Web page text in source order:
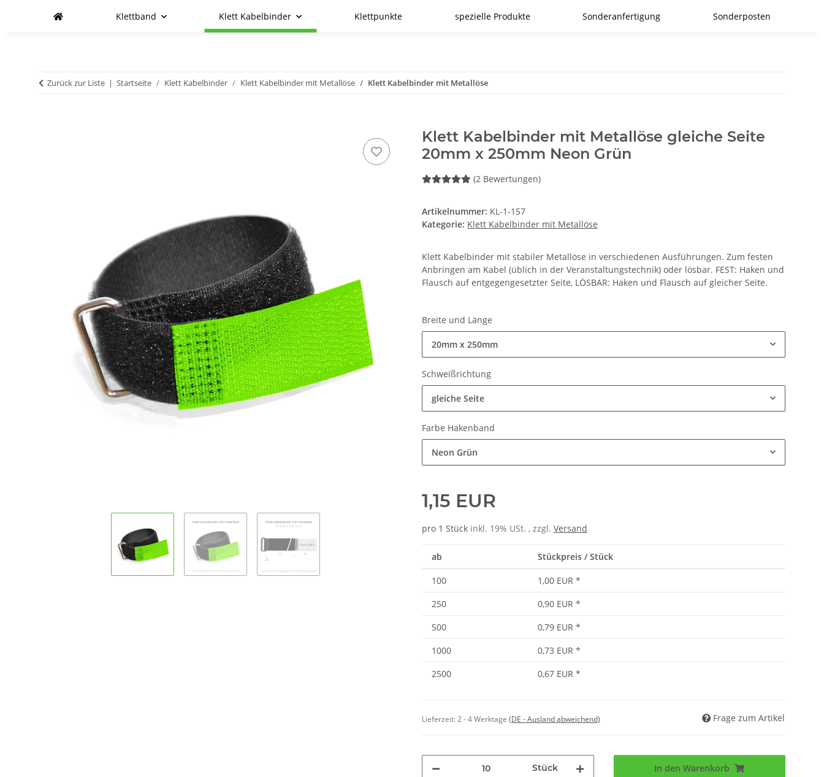
Klettband Klett Kabelbinder Klettpunkte spezielle Produkte Sonderanfertigung Sonderposten
Zurück zur Liste Startseite Klett Kabelbinder Klett Kabelbinder mit Metallöse Klett Kabelbinder mit Metallöse
Klett Kabelbinder mit Metallöse gleiche Seite
20mm x 250mm Neon Grün
(2 Bewertungen)
Artikelnummer: KL-1-157
Kategorie: Klett Kabelbinder mit Metallöse
Klett Kabelbinder mit stabiler Metallöse in verschiedenen Ausführungen. Zum festen
Anbringen am Kabel (üblich in der Veranstaltungstechnik) oder lösbar. FEST: Haken und
Flausch auf entgegengesetzter Seite, LÖSBAR: Haken und Flausch auf gleicher Seite.
Breite und Länge
20mm x 250mm
Schweißrichtung
gleiche Seite
Farbe Hakenband
Neon Grün
1,15 EUR
pro 1 Stück inkl. 19% USt. , zzgl. Versand
ab Stückpreis / Stück
100 1,00 EUR *
250
0,90 EUR *
500
0,79 EUR *
1000
0,73 EUR *
2500
0,67 EUR *
Lieferzeit:2 - 4 Werktage (DE - Ausland abweichend) Frage zum Artikel
Stück In den Warenkorb